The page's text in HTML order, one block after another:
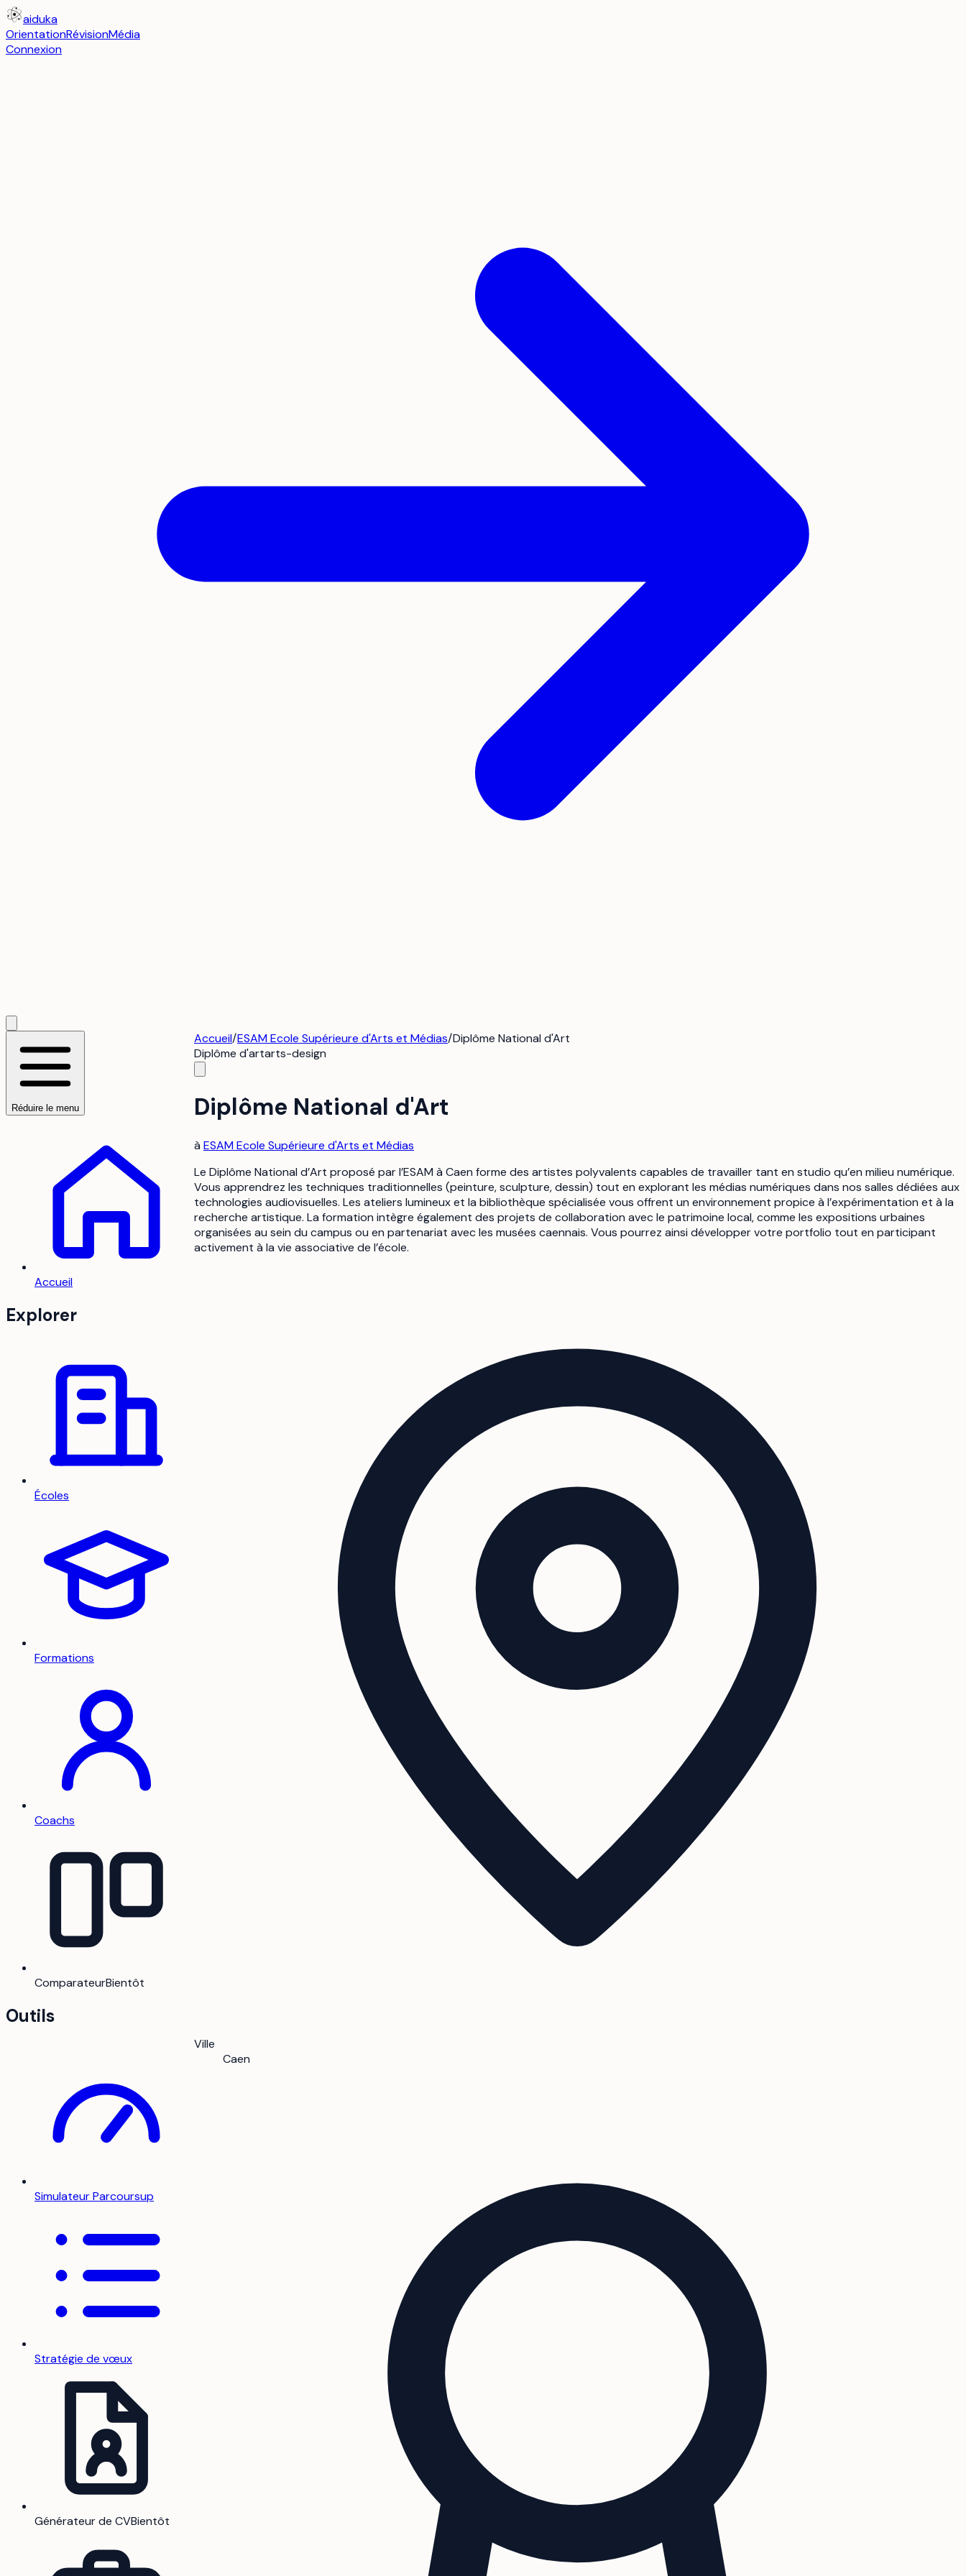
aiduka
OrientationRévisionMédia
Connexion
Réduire le menu
Accueil
Explorer
Écoles
Formations
Coachs
ComparateurBientôt
Outils
Simulateur Parcoursup
Stratégie de vœux
Générateur de CVBientôt
Accueil/ESAM Ecole Supérieure d'Arts et Médias/Diplôme National d'Art
Diplôme d'artarts-design
Diplôme National d'Art
à ESAM Ecole Supérieure d'Arts et Médias
Le Diplôme National d’Art proposé par l’ESAM à Caen forme des artistes polyvalents capables de travailler tant en studio qu’en milieu numérique.
Vous apprendrez les techniques traditionnelles (peinture, sculpture, dessin) tout en explorant les médias numériques dans nos salles dédiées aux
technologies audiovisuelles. Les ateliers lumineux et la bibliothèque spécialisée vous offrent un environnement propice à l’expérimentation et à la
recherche artistique. La formation intègre également des projets de collaboration avec le patrimoine local, comme les expositions urbaines
organisées au sein du campus ou en partenariat avec les musées caennais. Vous pourrez ainsi développer votre portfolio tout en participant
activement à la vie associative de l’école.
Ville
Caen